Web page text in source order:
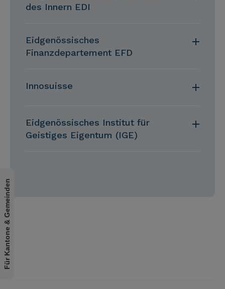
des Innern EDI
Eidgenössisches
Finanzdepartement EFD
Innosuisse
Eidgenössisches Institut für
Geistiges Eigentum (IGE)
Für Kantone & Gemeinden